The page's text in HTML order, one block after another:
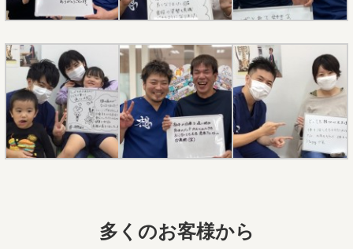
多くのお客様から